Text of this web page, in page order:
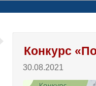
Конкурс
30.08.2021